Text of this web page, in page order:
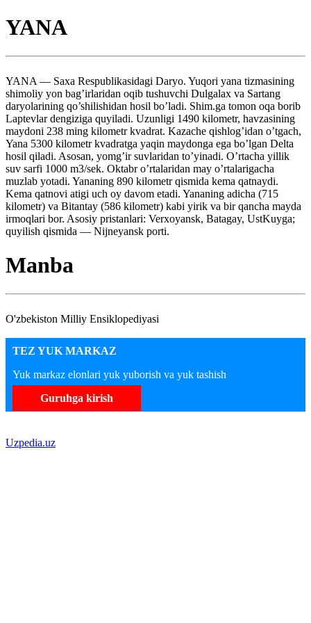
YANA
YANA — Saxa Respublikasidagi Daryo. Yuqori yana tizmasining
shimoliy yon bag’irlaridan oqib tushuvchi Dulgalax va Sartang
daryolarining qo’shilishidan hosil bo’ladi. Shim.ga tomon oqa borib
Laptevlar dengiziga quyiladi. Uzunligi 1490 kilometr, havzasining
maydoni 238 ming kilometr kvadrat. Kazache qishlog’idan o’tgach,
Yana 5300 kilometr kvadratga yaqin maydonga ega bo’lgan Delta
hosil qiladi. Asosan, yomg’ir suvlaridan to’yinadi. O’rtacha yillik
suv sarfi 1000 m3/sek. Oktabr o’rtalaridan may o’rtalarigacha
muzlab yotadi. Yananing 890 kilometr qismida kema qatnaydi.
Kema qatnovi atigi uch oy davom etadi. Yananing adicha (715
kilometr) va Bitantay (586 kilometr) kabi yirik va bir qancha mayda
irmoqlari bor. Asosiy pristanlari: Verxoyansk, Batagay, UstKuyga;
quyilish qismida — Nijneyansk porti.
Manba
O'zbekiston Milliy Ensiklopediyasi
TEZ YUK MARKAZ
Yuk markaz elonlari yuk yuborish va yuk tashish
Guruhga kirish
Uzpedia.uz